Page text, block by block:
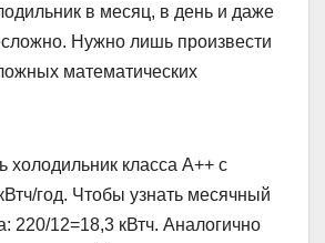
в месяц, в день и даже
Нужно лишь произвести
математических
холодильник класса А++ с
год. Чтобы узнать месячный
220/12=18,3 кВтч. Аналогично